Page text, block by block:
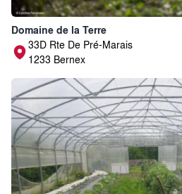
Domaine de la Terre
33D Rte De Pré-Marais
1233 Bernex